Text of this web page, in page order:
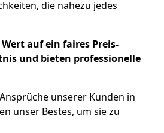
die nahezu jedes
auf ein faires Preis-
und bieten professionelle
unserer Kunden in
unser Bestes, um sie zu